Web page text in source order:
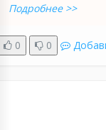
Подробнее >>
0 0